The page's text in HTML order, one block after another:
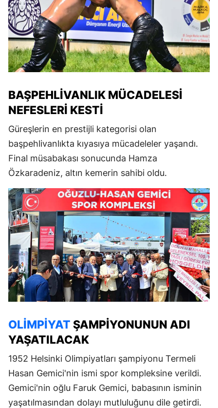
BAŞPEHLIVANLIK MÜCADELESI
NEFESLERI KESTI
Güreşlerin en prestijli kategorisi olan
başpehlivanlıkta kıyasıya mücadeleler yaşandı.
Final müsabakası sonucunda Hamza
Özkaradeniz, altın kemerin sahibi oldu.
OLIMPIYAT ŞAMPIYONUNUN ADI
YAŞATILACAK
1952 Helsinki Olimpiyatları şampiyonu Termeli
Hasan Gemici'nin ismi spor kompleksine verildi.
Gemici'nin oğlu Faruk Gemici, babasının isminin
yaşatılmasından dolayı mutluluğunu dile getirdi.